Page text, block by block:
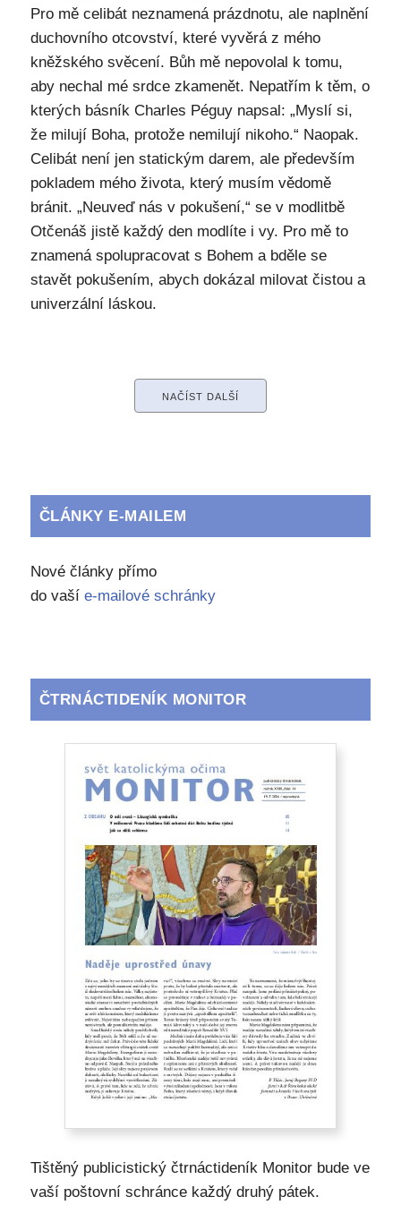
Pro mě celibát neznamená prázdnotu, ale naplnění
duchovního otcovství, které vyvěrá z mého
kněžského svěcení. Bůh mě nepovolal k tomu,
aby nechal mé srdce zkamenět. Nepatřím k těm, o
kterých básník Charles Péguy napsal: „Myslí si,
že milují Boha, protože nemilují nikoho.“ Naopak.
Celibát není jen statickým darem, ale především
pokladem mého života, který musím vědomě
bránit. „Neuveď nás v pokušení,“ se v modlitbě
Otčenáš jistě každý den modlíte i vy. Pro mě to
znamená spolupracovat s Bohem a bděle se
stavět pokušením, abych dokázal milovat čistou a
univerzální láskou.
NAČÍST DALŠÍ
ČLÁNKY E-MAILEM
Nové články přímo
do vaší e-mailové schránky
ČTRNÁCTIDENÍK MONITOR
Tištěný publicistický čtrnáctideník Monitor bude ve
vaší poštovní schránce každý druhý pátek.